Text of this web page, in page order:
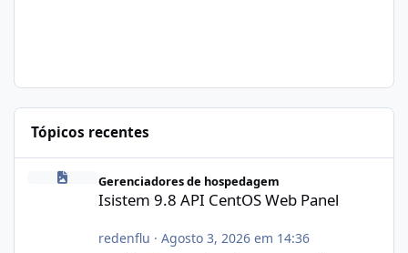
Tópicos recentes
Gerenciadores de hospedagem
Isistem 9.8 API CentOS Web Panel
redenflu · Agosto 3, 2026 em 14:36